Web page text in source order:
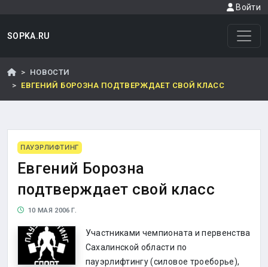
Войти
SOPKA.RU
НОВОСТИ
ЕВГЕНИЙ БОРОЗНА ПОДТВЕРЖДАЕТ СВОЙ КЛАСС
ПАУЭРЛИФТИНГ
Евгений Борозна
подтверждает свой класс
10 МАЯ 2006 Г.
Участниками чемпионата и первенства
Сахалинской области по
пауэрлифтингу (силовое троеборье),